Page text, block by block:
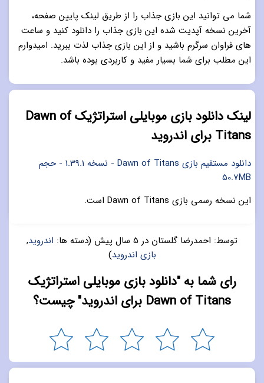
شما می توانید این بازی جذاب را از طریق لینک پایین صفحه،
آخرین نسخه آپدیت شده این بازی جذاب را دانلود کنید و ساعت
های فراوان سرگرم باشید و از این بازی جذاب لذت ببرید. امیدوارم
این مطلب برای شما بسیار مفید و کاربردی بوده باشد.
لینک دانلود بازی موبایلی استراتژیک Dawn of
Titans برای اندروید
دانلود مستقیم بازی Dawn of Titans - نسخه 1.39.1 - حجم
50.7MB
این نسخه رسمی بازی Dawn of Titans است.
توسط: احمدرضا گلستان در 5 سال پیش (دسته ها: اندروید,
بازی اندروید)
رای شما به "دانلود بازی موبایلی استراتژیک
Dawn of Titans برای اندروید" چیست؟